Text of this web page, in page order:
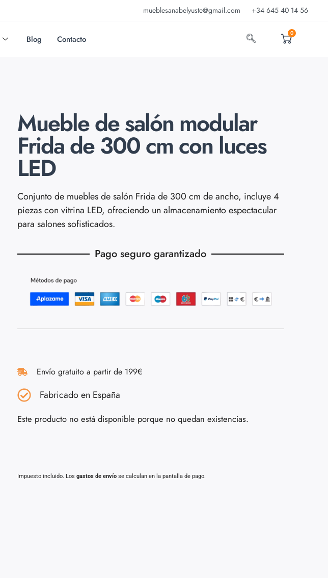
mueblesanabelyuste@gmail.com +34 645 40 14 56
Blog Contacto
0
Mueble de salón modular
Frida de 300 cm con luces
LED
Conjunto de muebles de salón Frida de 300 cm de ancho, incluye 4
piezas con vitrina LED, ofreciendo un almacenamiento espectacular
para salones sofisticados.
Pago seguro garantizado
Envío gratuito a partir de 199€
Fabricado en España
Este producto no está disponible porque no quedan existencias.
Impuesto incluido. Los gastos de envío se calculan en la pantalla de pago.